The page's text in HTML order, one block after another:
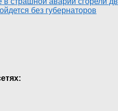
без губернаторов